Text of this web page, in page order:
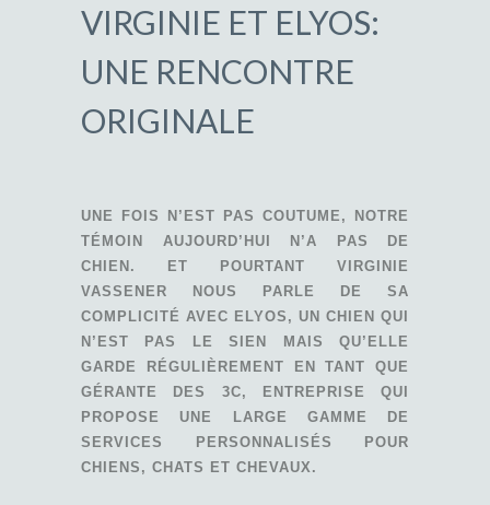
VIRGINIE ET ELYOS:
UNE RENCONTRE
ORIGINALE
UNE FOIS N’EST PAS COUTUME, NOTRE
TÉMOIN AUJOURD’HUI N’A PAS DE
CHIEN. ET POURTANT VIRGINIE
VASSENER NOUS PARLE DE SA
COMPLICITÉ AVEC ELYOS, UN CHIEN QUI
N’EST PAS LE SIEN MAIS QU’ELLE
GARDE RÉGULIÈREMENT EN TANT QUE
GÉRANTE DES 3C, ENTREPRISE QUI
PROPOSE UNE LARGE GAMME DE
SERVICES PERSONNALISÉS POUR
CHIENS, CHATS ET CHEVAUX.